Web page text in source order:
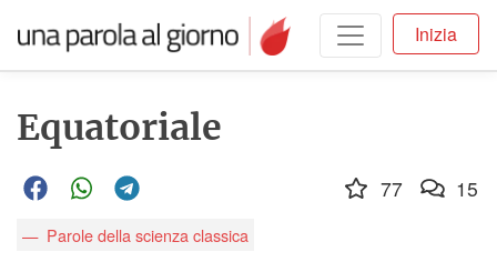
Inizia
Equatoriale
Parole della scienza classica
77 15